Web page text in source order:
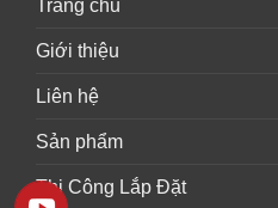
Trang chủ
Giới thiệu
Liên hệ
Sản phẩm
Thi Công Lắp Đặt